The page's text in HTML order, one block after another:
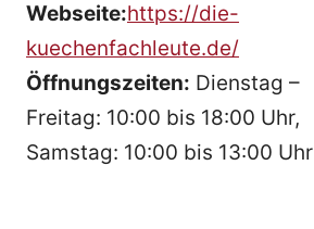
Webseite:https://die-
kuechenfachleute.de/
Öffnungszeiten: Dienstag –
Freitag: 10:00 bis 18:00 Uhr,
Samstag: 10:00 bis 13:00 Uhr